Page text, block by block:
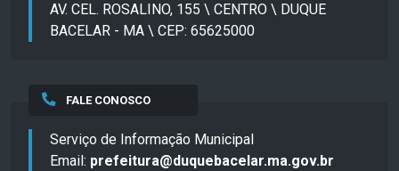
AV. CEL. ROSALINO, 155 \ CENTRO \ DUQUE
BACELAR - MA \ CEP: 65625000
FALE CONOSCO
Serviço de Informação Municipal
Email: prefeitura@duquebacelar.ma.gov.br